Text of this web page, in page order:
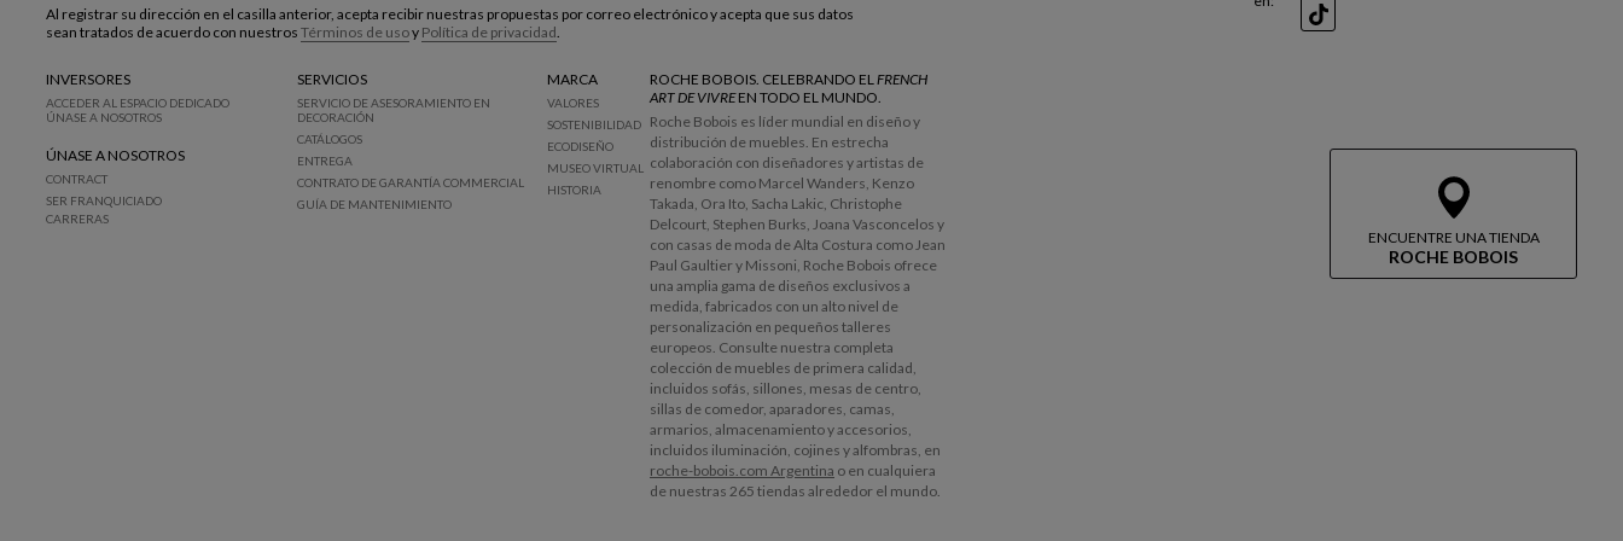
ENCUENTRE UNA TIENDA
ROCHE BOBOIS
TikTok
Al registrar su dirección en el casilla anterior, acepta recibir nuestras propuestas por correo electrónico y acepta que sus datos
sean tratados de acuerdo con nuestros Términos de usoy Política de privacidad.
INVERSORES
ACCEDER AL ESPACIO DEDICADO
ÚNASE A NOSOTROS
ÚNASE A NOSOTROS
CONTRACT
SER FRANQUICIADO
CARRERAS
SERVICIOS
SERVICIO DE ASESORAMIENTO EN
DECORACIÓN
CATÁLOGOS
ENTREGA
CONTRATO DE GARANTÍA COMMERCIAL
GUÍA DE MANTENIMIENTO
MARCA
VALORES
SOSTENIBILIDAD
ECODISEÑO
MUSEO VIRTUAL
HISTORIA
ROCHE BOBOIS. CELEBRANDO ELFRENCH
ART DE VIVREEN TODO EL MUNDO.
Roche Bobois es líder mundial en diseño y
distribución de muebles. En estrecha
colaboración con diseñadores y artistas de
renombre como Marcel Wanders, Kenzo
Takada, Ora Ito, Sacha Lakic, Christophe
Delcourt, Stephen Burks, Joana Vasconcelos y
con casas de moda de Alta Costura como Jean
Paul Gaultier y Missoni, Roche Bobois ofrece
una amplia gama de diseños exclusivos a
medida, fabricados con un alto nivel de
personalización en pequeños talleres
europeos. Consulte nuestra completa
colección de muebles de primera calidad,
incluidos sofás, sillones, mesas de centro,
sillas de comedor, aparadores, camas,
armarios, almacenamiento y accesorios,
incluidos iluminación, cojines y alfombras, en
roche-bobois.com Argentina o en cualquiera
de nuestras 265 tiendas alrededor el mundo.